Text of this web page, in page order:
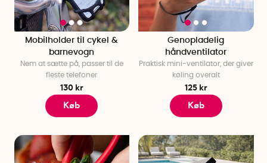
Mobilholder til cykel &
barnevogn
Nem at sætte på, passer til de
fleste telefoner
130 kr
Køb
Genopladelig
håndventilator
Praktisk mini-ventilator, der giver
køling overalt
125 kr
Køb